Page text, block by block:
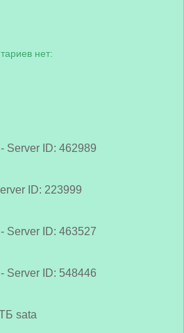
нет:
Server ID: 462989
ID: 223999
Server ID: 463527
Server ID: 548446
sata